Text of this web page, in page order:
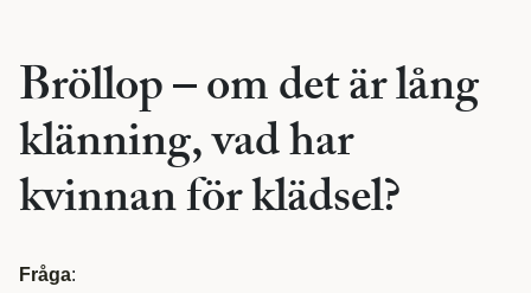
Bröllop – om det är lång
klänning, vad har
kvinnan för klädsel?
Fråga: